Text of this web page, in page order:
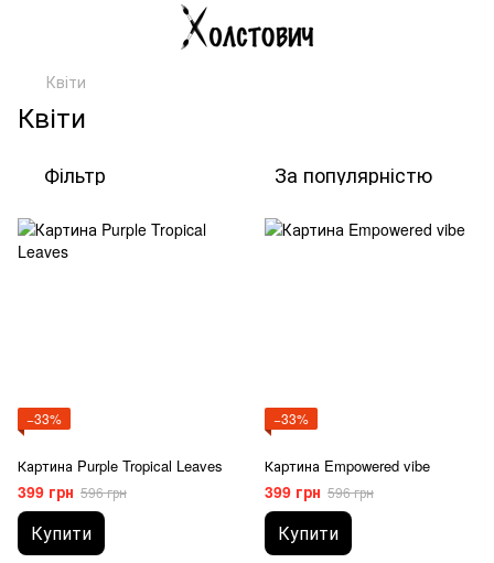
Квіти
Квіти
Фільтр За популярністю
−33%
Картина Purple Tropical Leaves
399 грн 596 грн
Купити
−33%
Картина Empowered vibe
399 грн 596 грн
Купити